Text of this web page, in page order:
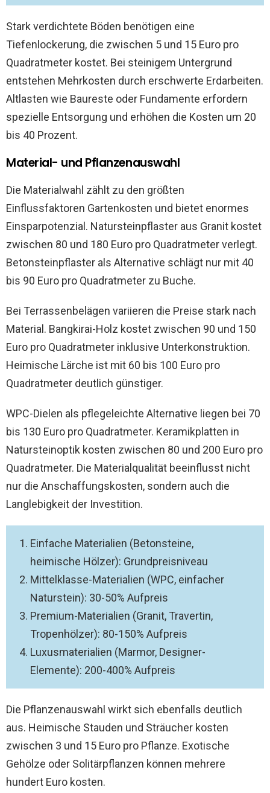
Stark verdichtete Böden benötigen eine
Tiefenlockerung, die zwischen 5 und 15 Euro pro
Quadratmeter kostet. Bei steinigem Untergrund
entstehen Mehrkosten durch erschwerte Erdarbeiten.
Altlasten wie Baureste oder Fundamente erfordern
spezielle Entsorgung und erhöhen die Kosten um 20
bis 40 Prozent.
Material- und Pflanzenauswahl
Die Materialwahl zählt zu den größten
Einflussfaktoren Gartenkosten und bietet enormes
Einsparpotenzial. Natursteinpflaster aus Granit kostet
zwischen 80 und 180 Euro pro Quadratmeter verlegt.
Betonsteinpflaster als Alternative schlägt nur mit 40
bis 90 Euro pro Quadratmeter zu Buche.
Bei Terrassenbelägen variieren die Preise stark nach
Material. Bangkirai-Holz kostet zwischen 90 und 150
Euro pro Quadratmeter inklusive Unterkonstruktion.
Heimische Lärche ist mit 60 bis 100 Euro pro
Quadratmeter deutlich günstiger.
WPC-Dielen als pflegeleichte Alternative liegen bei 70
bis 130 Euro pro Quadratmeter. Keramikplatten in
Natursteinoptik kosten zwischen 80 und 200 Euro pro
Quadratmeter. Die Materialqualität beeinflusst nicht
nur die Anschaffungskosten, sondern auch die
Langlebigkeit der Investition.
Einfache Materialien (Betonsteine,
heimische Hölzer): Grundpreisniveau
Mittelklasse-Materialien (WPC, einfacher
Naturstein): 30-50% Aufpreis
Premium-Materialien (Granit, Travertin,
Tropenhölzer): 80-150% Aufpreis
Luxusmaterialien (Marmor, Designer-
Elemente): 200-400% Aufpreis
Die Pflanzenauswahl wirkt sich ebenfalls deutlich
aus. Heimische Stauden und Sträucher kosten
zwischen 3 und 15 Euro pro Pflanze. Exotische
Gehölze oder Solitärpflanzen können mehrere
hundert Euro kosten.